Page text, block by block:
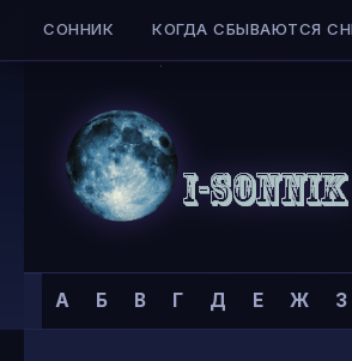
Skip to content
СОННИК КОГДА СБЫВАЮТСЯ
Сонник
I-
А Б В Г Д Е Ж З
Главная страница »Сонник »Л»